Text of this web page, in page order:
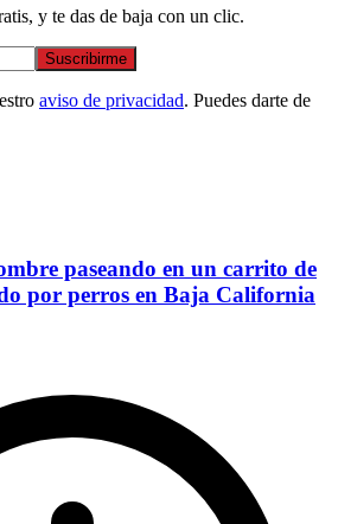
y te das de baja con un clic.
Suscribirme
aviso de privacidad. Puedes darte de
paseando en un carrito de
por perros en Baja California